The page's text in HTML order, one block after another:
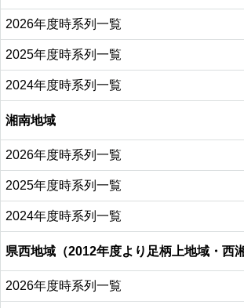
2026年度時系列一覧
2025年度時系列一覧
2024年度時系列一覧
湘南地域
2026年度時系列一覧
2025年度時系列一覧
2024年度時系列一覧
県西地域（2012年度より足柄上地域・西
2026年度時系列一覧